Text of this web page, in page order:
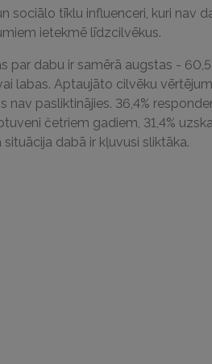
sociālo tīklu influenceri, kuri nav
ietekmē līdzcilvēkus.
par dabu ir samērā augstas -
labas. Aptaujāto cilvēku
pasliktinājies. 36,4%
četriem gadiem, 31,4%
dabā ir kļuvusi sliktāka.